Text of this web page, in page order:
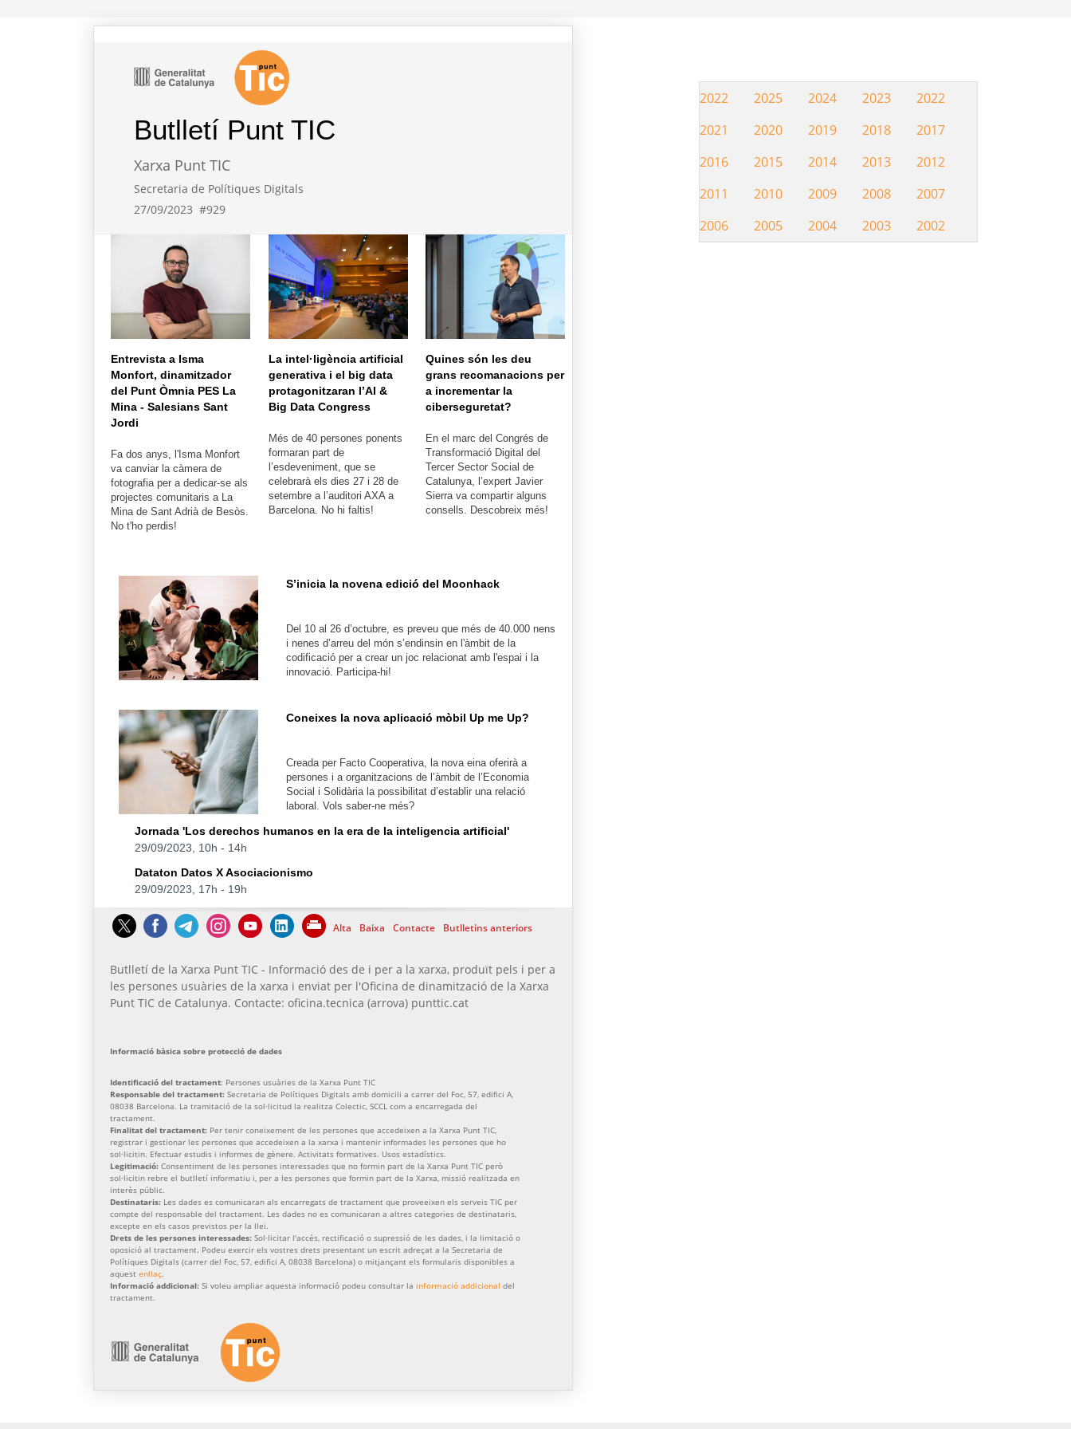
Butlletí Punt TIC
Xarxa Punt TIC
Secretaria de Polítiques Digitals
27/09/2023 #929
Entrevista a Isma
Monfort, dinamitzador
del Punt Òmnia PES La
Mina - Salesians Sant
Jordi
Fa dos anys, l'Isma Monfort
va canviar la càmera de
fotografia per a dedicar-se als
projectes comunitaris a La
Mina de Sant Adrià de Besòs.
No t'ho perdis!
La intel·ligència artificial
generativa i el big data
protagonitzaran l’AI &
Big Data Congress
Més de 40 persones ponents
formaran part de
l’esdeveniment, que se
celebrarà els dies 27 i 28 de
setembre a l’auditori AXA a
Barcelona. No hi faltis!
Quines són les deu
grans recomanacions per
a incrementar la
ciberseguretat?
En el marc del Congrés de
Transformació Digital del
Tercer Sector Social de
Catalunya, l’expert Javier
Sierra va compartir alguns
consells. Descobreix més!
S’inicia la novena edició del Moonhack
Del 10 al 26 d’octubre, es preveu que més de 40.000 nens
i nenes d’arreu del món s’endinsin en l'àmbit de la
codificació per a crear un joc relacionat amb l'espai i la
innovació. Participa-hi!
Coneixes la nova aplicació mòbil Up me Up?
Creada per Facto Cooperativa, la nova eina oferirà a
persones i a organitzacions de l’àmbit de l’Economia
Social i Solidària la possibilitat d’establir una relació
laboral. Vols saber-ne més?
Jornada 'Los derechos humanos en la era de la inteligencia artificial'
29/09/2023, 10h - 14h
Dataton Datos X Asociacionismo
29/09/2023, 17h - 19h
Alta Baixa Contacte Butlletins anteriors
Butlletí de la Xarxa Punt TIC - Informació des de i per a la xarxa, produït pels i per a
les persones usuàries de la xarxa i enviat per l'Oficina de dinamització de la Xarxa
Punt TIC de Catalunya. Contacte: oficina.tecnica (arrova) punttic.cat
Informació bàsica sobre protecció de dades
Identificació del tractament: Persones usuàries de la Xarxa Punt TIC
Responsable del tractament: Secretaria de Polítiques Digitals amb domicili a carrer del Foc, 57, edifici A,
08038 Barcelona. La tramitació de la sol·licitud la realitza Colectic, SCCL com a encarregada del
tractament.
Finalitat del tractament: Per tenir coneixement de les persones que accedeixen a la Xarxa Punt TIC,
registrar i gestionar les persones que accedeixen a la xarxa i mantenir informades les persones que ho
sol·licitin. Efectuar estudis i informes de gènere. Activitats formatives. Usos estadístics.
Legitimació: Consentiment de les persones interessades que no formin part de la Xarxa Punt TIC però
sol·licitin rebre el butlletí informatiu i, per a les persones que formin part de la Xarxa, missió realitzada en
interès públic.
Destinataris: Les dades es comunicaran als encarregats de tractament que proveeixen els serveis TIC per
compte del responsable del tractament. Les dades no es comunicaran a altres categories de destinataris,
excepte en els casos previstos per la llei.
Drets de les persones interessades: Sol·licitar l'accés, rectificació o supressió de les dades, i la limitació o
oposició al tractament. Podeu exercir els vostres drets presentant un escrit adreçat a la Secretaria de
Polítiques Digitals (carrer del Foc, 57, edifici A, 08038 Barcelona) o mitjançant els formularis disponibles a
aquest enllaç.
Informació addicional: Si voleu ampliar aquesta informació podeu consultar la informació addicional del
tractament.
Hemeroteca
2022 2025 2024 2023
2022
2021
2020 2019 2018
2017
2016
2015 2014 2013
2012
2011
2010 2009 2008
2007
2006
2005 2004 2003 2002